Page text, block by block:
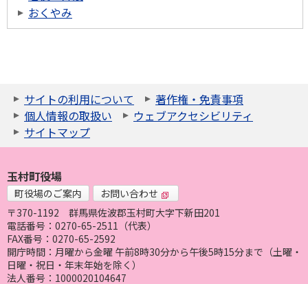
おくやみ
サイトの利用について
著作権・免責事項
個人情報の取扱い
ウェブアクセシビリティ
サイトマップ
玉村町役場
町役場のご案内
お問い合わせ
〒370-1192
群馬県佐波郡玉村町大字下新田201
電話番号：0270-65-2511（代表）
FAX番号：0270-65-2592
開庁時間：月曜から金曜 午前8時30分から午後5時15分まで（土曜・
日曜・祝日・年末年始を除く）
法人番号：1000020104647